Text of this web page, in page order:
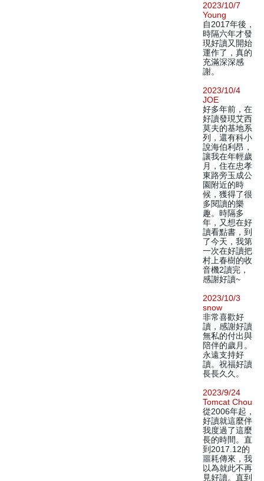
2023/10/7
Young
自2017年後，
時隔六年才發
現好讀又開始
運作了，真的
充滿深深感
謝。
2023/10/4
JOE
好多年前，在
好讀發現艾西
莫夫的基地系
列，還有科小
說海伯利昂，
讓我在年輕歲
月，住在忠孝
東路旁玉成公
園附近的時
候，獲得了很
多閱讀的樂
趣。時隔多
年，又想在好
讀看點書，到
了今天，我第
一次在好讀把
村上春樹的收
音機2讀完，
感謝好讀~
2023/10/3
snow
非常喜歡好
讀，感謝好讀
無私的付出與
陪伴的歲月。
永遠支持好
讀。祝福好讀
長長久久。
2023/9/24
Tomcat Chou
從2006年起，
好讀就這麼伴
我度過了這麼
長的時間。直
到2017.12的
噩耗傳來，我
以為就此不再
見好讀。直到